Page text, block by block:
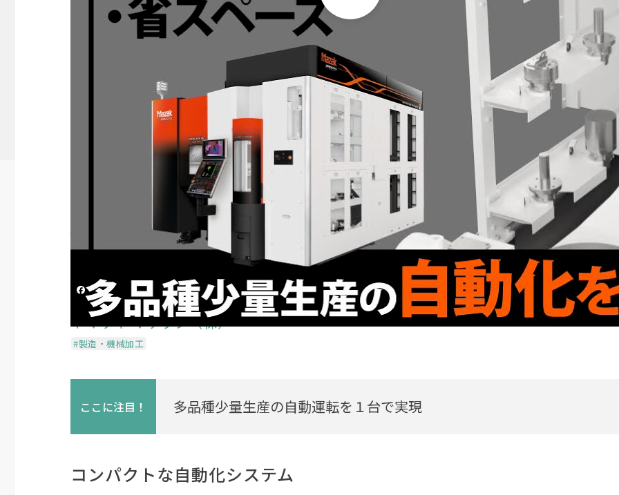
【ヤマザキマザック】 同時5軸加工機 VARIAXIS i-300
更新日時 2025/05/02 04:52 この動画へのお問い合わせ
シェアする
ヤマザキ マザック（株）
#製造・機械加工
ここに注目！ 多品種少量生産の自動運転を１台で実現
コンパクトな自動化システム